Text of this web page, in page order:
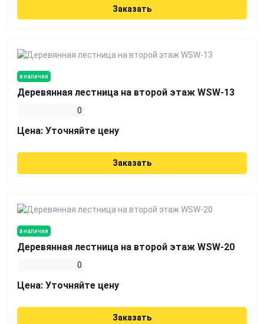
Заказать
в наличии
Деревянная лестница на второй этаж WSW-13
0
Цена: Уточняйте цену
Заказать
в наличии
Деревянная лестница на второй этаж WSW-20
0
Цена: Уточняйте цену
Заказать